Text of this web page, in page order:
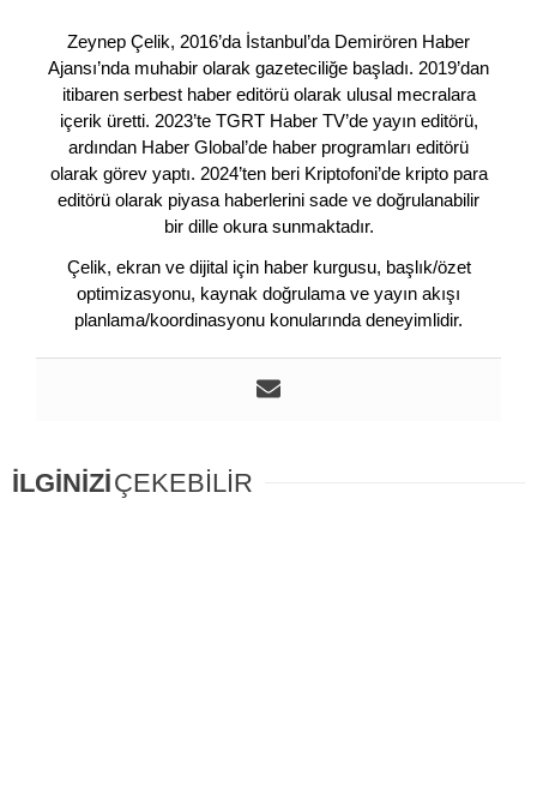
Zeynep Çelik, 2016’da İstanbul’da Demirören Haber
Ajansı’nda muhabir olarak gazeteciliğe başladı. 2019’dan
itibaren serbest haber editörü olarak ulusal mecralara
içerik üretti. 2023’te TGRT Haber TV’de yayın editörü,
ardından Haber Global’de haber programları editörü
olarak görev yaptı. 2024’ten beri Kriptofoni’de kripto para
editörü olarak piyasa haberlerini sade ve doğrulanabilir
bir dille okura sunmaktadır.
Çelik, ekran ve dijital için haber kurgusu, başlık/özet
optimizasyonu, kaynak doğrulama ve yayın akışı
planlama/koordinasyonu konularında deneyimlidir.
İLGİNİZİÇEKEBİLİR